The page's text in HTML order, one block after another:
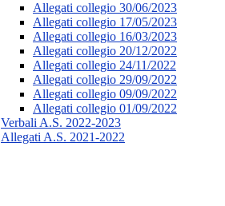
Allegati collegio 30/06/2023
Allegati collegio 17/05/2023
Allegati collegio 16/03/2023
Allegati collegio 20/12/2022
Allegati collegio 24/11/2022
Allegati collegio 29/09/2022
Allegati collegio 09/09/2022
Allegati collegio 01/09/2022
Verbali A.S. 2022-2023
Allegati A.S. 2021-2022